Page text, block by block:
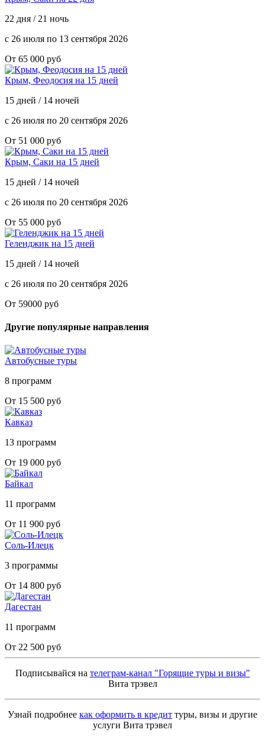
22 дня / 21 ночь
с 26 июля по 13 сентября 2026
От 65 000 руб
Крым, Феодосия на 15 дней
15 дней / 14 ночей
с 26 июля по 20 сентября 2026
От 51 000 руб
Крым, Саки на 15 дней
15 дней / 14 ночей
с 26 июля по 20 сентября 2026
От 55 000 руб
Геленджик на 15 дней
15 дней / 14 ночей
с 26 июля по 20 сентября 2026
От 59000 руб
Другие популярные направления
Автобусные туры
8 программ
От 15 500 руб
Кавказ
13 программ
От 19 000 руб
Байкал
11 программ
От 11 900 руб
Соль-Илецк
3 программы
От 14 800 руб
Дагестан
11 программ
От 22 500 руб
Подписывайся на телеграм-канал "Горящие туры и визы"
Вита трэвел
Узнай подробнее как оформить в кредит туры, визы и другие
услуги Вита трэвел